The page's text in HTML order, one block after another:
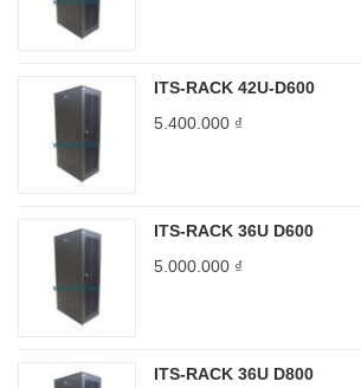
ITS-RACK 42U-D600
5.400.000 ₫
ITS-RACK 36U D600
5.000.000 ₫
ITS-RACK 36U D800